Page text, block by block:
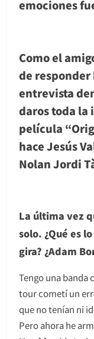
emociones
Como el
de responder
entrevista
daros toda la
película
hace Jesús
Nolan Jordi
La última vez
solo. ¿Qué es
gira? ¿Adam
Tengo una banda
tour cometí un
que no tenían ni
Pero ahora he